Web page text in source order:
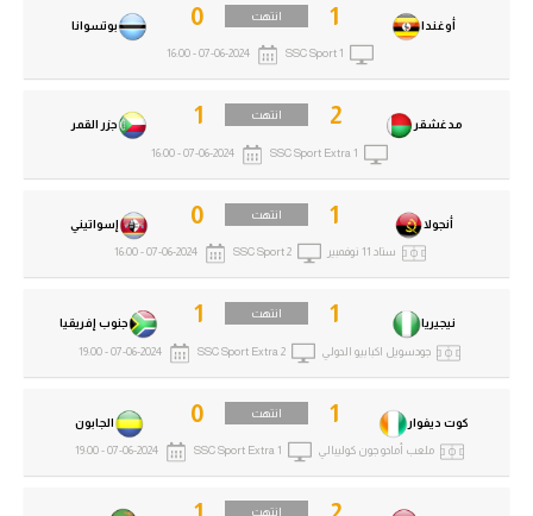
انتهت
كوت ديفوار 1 انتهت
الجابون 0
ملعب أمادو جون كوليبالي SSC Sport Extra 1
07-06-2024 - 19:00
نيجيريا 1 انتهت
جنوب إفريقيا 1
جودسويل اكبابيو الدولي SSC Sport Extra 2
07-06-2024 - 19:00
أنجولا 1 انتهت
إسواتيني 0
ستاد 11 نوفمبير SSC Sport 2
07-06-2024 - 16:00
مدغشقر 2 انتهت
جزر القمر 1
SSC Sport Extra 1
07-06-2024 - 16:00
أوغندا 1 انتهت
بوتسوانا 0
SSC Sport 1
07-06-2024 - 16:00